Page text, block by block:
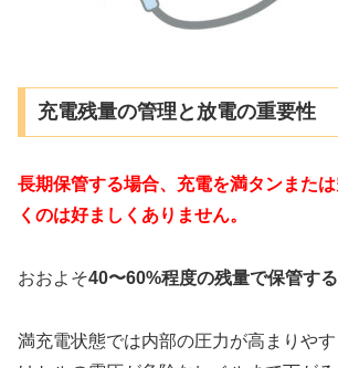
充電残量の管理と放電の重要性
長期保管する場合、充電を満タンまた
くのは好ましくありません。
おおよそ40〜60%程度の残量で保管する
満充電状態では内部の圧力が高まりや